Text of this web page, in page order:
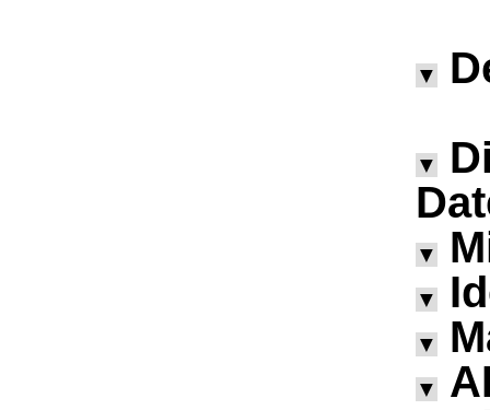
▼
▼
▼
▼
▼
▼